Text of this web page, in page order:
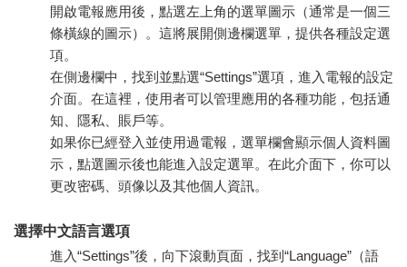
開啟電報應用後，點選左上角的選單圖示（通常是一個三
條橫線的圖示）。這將展開側邊欄選單，提供各種設定選
項。
在側邊欄中，找到並點選“Settings”選項，進入電報的設定
介面。在這裡，使用者可以管理應用的各種功能，包括通
知、隱私、賬戶等。
如果你已經登入並使用過電報，選單欄會顯示個人資料圖
示，點選圖示後也能進入設定選單。在此介面下，你可以
更改密碼、頭像以及其他個人資訊。
選擇中文語言選項
進入“Settings”後，向下滾動頁面，找到“Language”（語